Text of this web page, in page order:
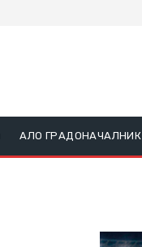
АЛО ГРАДОНАЧАЛНИК